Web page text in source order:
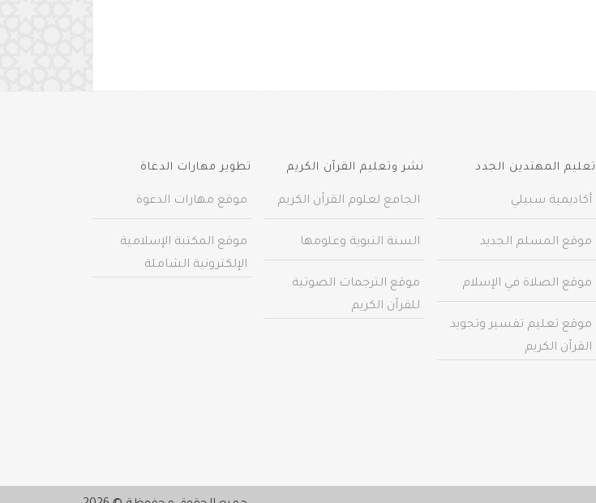
تعليم المهتدين الجدد
أكاديمية سبيلي
موقع المسلم الجديد
موقع الصلاة في الإسلام
موقع تعليم تفسير وتجويد
القرآن الكريم
نشر وتعليم القرآن الكريم
الجامع لعلوم القرآن الكريم
السنة النبوية وعلومها
موقع الترجمات الصوتية
للقرآن الكريم
تطوير مهارات الدعاة
موقع مهارات الدعوة
موقع المكتبة الإسلامية
الإلكترونية الشاملة